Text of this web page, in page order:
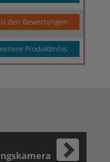
den Bewertungen
Produktinfos